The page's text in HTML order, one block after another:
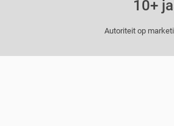
10+
Autoriteit op